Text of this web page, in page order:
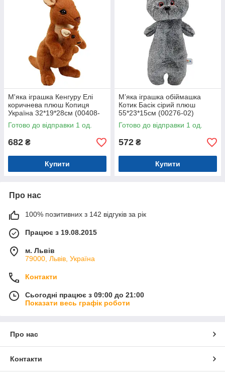
М'яка іграшка Кенгуру Елі
коричнева плюш Копиця
Україна 32*19*28см (00408-
92)
Готово до відправки 1 од.
682 ₴
Купити
М’яка іграшка обіймашка
Котик Басік сірий плюш
55*23*15см (00276-02)
Готово до відправки 1 од.
572 ₴
Купити
Про нас
100% позитивних з 142 відгуків за рік
Працює з 19.08.2015
м. Львів
79000, Львів, Україна
Контакти
Сьогодні працює з 09:00 до 21:00
Показати весь графік роботи
Про нас
Контакти